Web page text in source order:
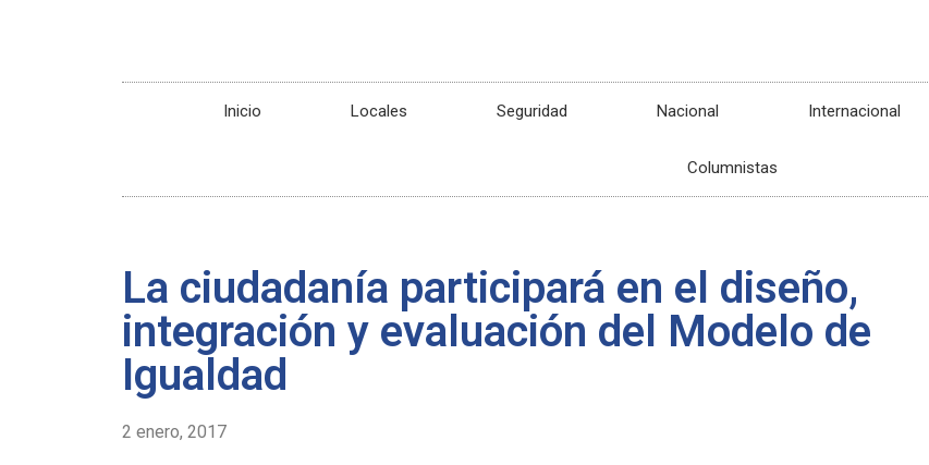
Inicio Locales Seguridad Nacional Internacional
Columnistas
La ciudadanía participará en el diseño,
integración y evaluación del Modelo de
Igualdad
2 enero, 2017